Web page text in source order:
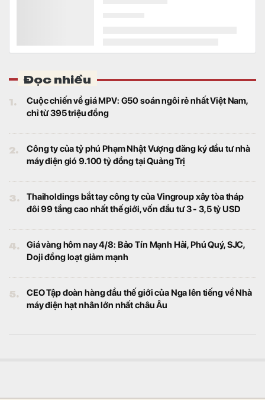
Đọc nhiều
1.
Cuộc chiến về giá MPV: G50 soán ngôi rẻ nhất Việt Nam,
chỉ từ 395 triệu đồng
2.
Công ty của tỷ phú Phạm Nhật Vượng đăng ký đầu tư nhà
máy điện gió 9.100 tỷ đồng tại Quảng Trị
3.
Thaiholdings bắt tay công ty của Vingroup xây tòa tháp
đôi 99 tầng cao nhất thế giới, vốn đầu tư 3 - 3,5 tỷ USD
4.
Giá vàng hôm nay 4/8: Bảo Tín Mạnh Hải, Phú Quý, SJC,
Doji đồng loạt giảm mạnh
5.
CEO Tập đoàn hàng đầu thế giới của Nga lên tiếng về Nhà
máy điện hạt nhân lớn nhất châu Âu